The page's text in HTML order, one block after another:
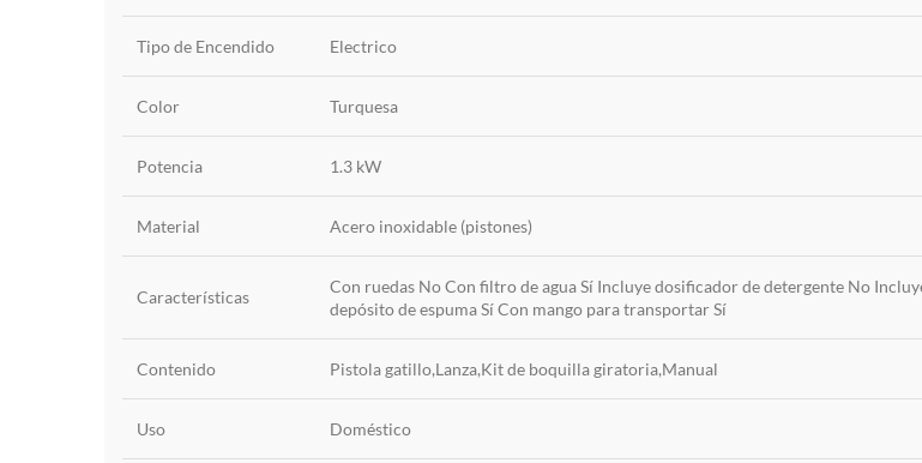
Tipo de Encendido Electrico
Color Turquesa
Potencia 1.3 kW
Material Acero inoxidable (pistones)
Características
Con ruedas No Con filtro de agua Sí Incluye dosificador de detergente No
depósito de espuma Sí Con mango para transportar Sí
Contenido Pistola gatillo,Lanza,Kit de boquilla giratoria,Manual
Uso Doméstico